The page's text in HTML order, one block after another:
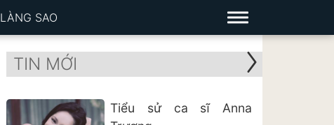
LÀNG SAO
TIN MỚI
Tiểu sử ca sĩ Anna